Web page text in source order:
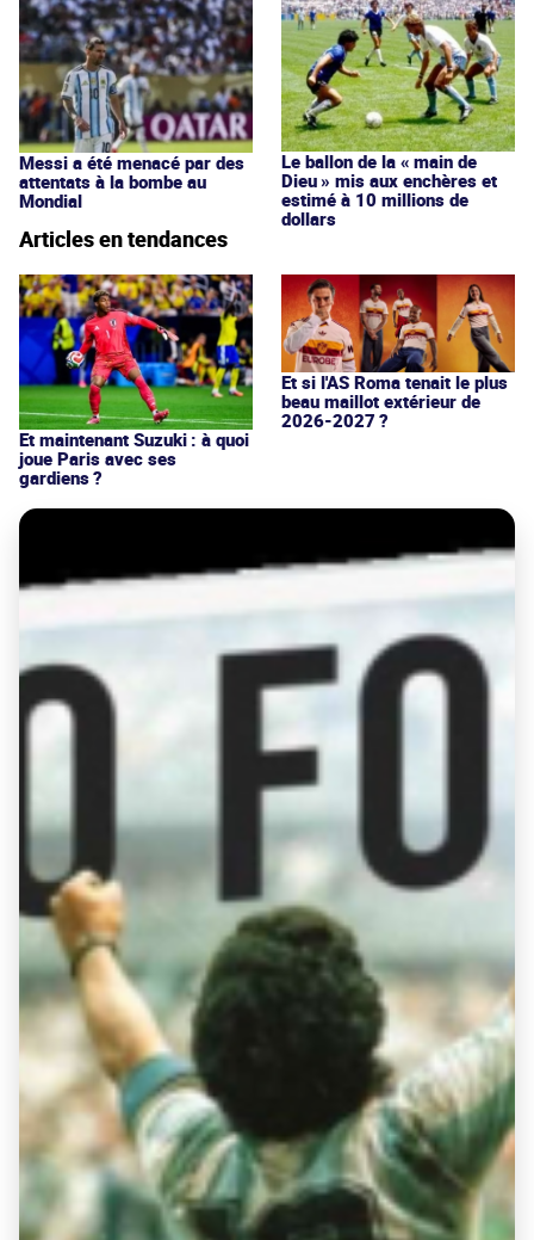
Messi a été menacé par des
attentats à la bombe au
Mondial
Le ballon de la « main de
Dieu » mis aux enchères et
estimé à 10 millions de
dollars
Articles en tendances
Et maintenant Suzuki : à quoi
joue Paris avec ses
gardiens ?
Et si l'AS Roma tenait le plus
beau maillot extérieur de
2026-2027 ?